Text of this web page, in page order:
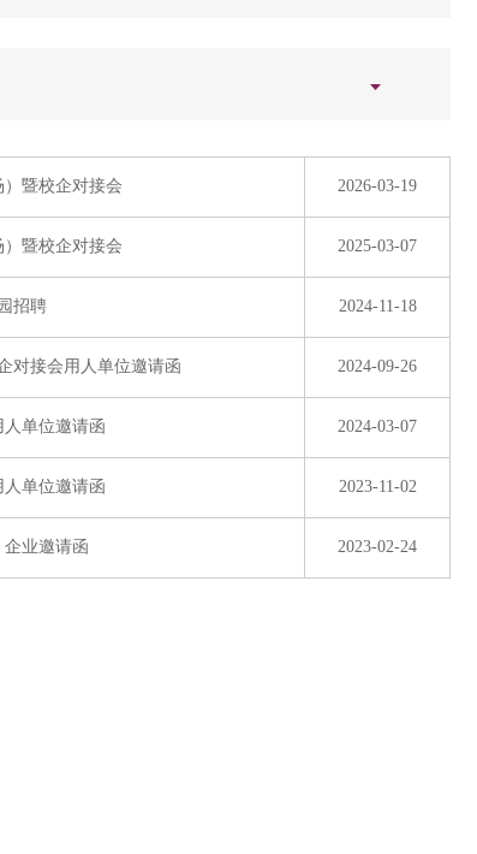
暨校企对接会 2026-03-19
暨校企对接会 2025-03-07
招聘 2024-11-18
对接会用人单位邀请函 2024-09-26
单位邀请函 2024-03-07
单位邀请函 2023-11-02
企业邀请函 2023-02-24